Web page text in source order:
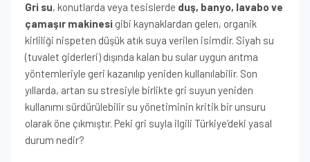
Gri su, konutlarda veya tesislerde duş, banyo, lavabo ve
çamaşır makinesi gibi kaynaklardan gelen, organik
kirliliği nispeten düşük atık suya verilen isimdir. Siyah su
(tuvalet giderleri) dışında kalan bu sular uygun arıtma
yöntemleriyle geri kazanılıp yeniden kullanılabilir. Son
yıllarda, artan su stresiyle birlikte gri suyun yeniden
kullanımı sürdürülebilir su yönetiminin kritik bir unsuru
olarak öne çıkmıştır. Peki gri suyla ilgili Türkiye’deki yasal
durum nedir?